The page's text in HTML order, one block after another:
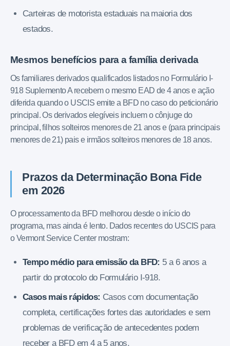
Carteiras de motorista estaduais na maioria dos
estados.
Mesmos benefícios para a família derivada
Os familiares derivados qualificados listados no Formulário I-
918 Suplemento A recebem o mesmo EAD de 4 anos e ação
diferida quando o USCIS emite a BFD no caso do peticionário
principal. Os derivados elegíveis incluem o cônjuge do
principal, filhos solteiros menores de 21 anos e (para principais
menores de 21) pais e irmãos solteiros menores de 18 anos.
Prazos da Determinação Bona Fide
em 2026
O processamento da BFD melhorou desde o início do
programa, mas ainda é lento. Dados recentes do USCIS para
o Vermont Service Center mostram:
Tempo médio para emissão da BFD: 5 a 6 anos a
partir do protocolo do Formulário I-918.
Casos mais rápidos: Casos com documentação
completa, certificações fortes das autoridades e sem
problemas de verificação de antecedentes podem
receber a BFD em 4 a 5 anos.